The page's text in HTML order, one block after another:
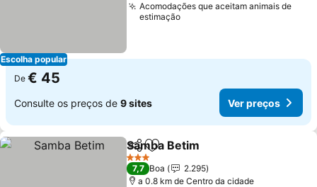
Escolha popular
Acomodações que aceitam animais de
estimação
De € 45
Consulte os preços de 9 sites Ver preços
PartilharAdicionar aos favoritos
Samba Betim
3 Estrelas
7,7 Boa
2.295
a 0.8 km de Centro da cidade